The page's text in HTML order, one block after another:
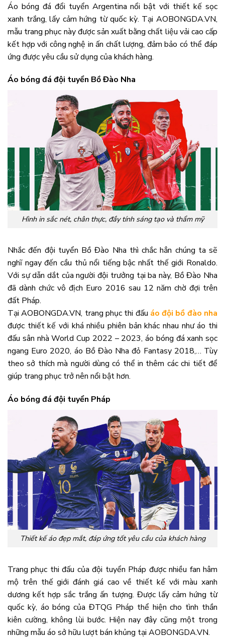
Áo bóng đá đổi tuyển Argentina nổi bật với thiết kế sọc
xanh trắng, lấy cảm hứng từ quốc kỳ. Tại AOBONGDA.VN,
mẫu trang phục này được sản xuất bằng chất liệu vải cao cấp
kết hợp với công nghệ in ấn chất lượng, đảm bảo có thể đáp
ứng được yêu cầu sử dụng của khách hàng.
Áo bóng đá đội tuyển Bồ Đào Nha
Hình in sắc nét, chân thực, đầy tính sáng tạo và thẩm mỹ
Nhắc đến đội tuyển Bồ Đào Nha thì chắc hẳn chúng ta sẽ
nghĩ ngay đến cầu thủ nổi tiếng bậc nhất thế giới Ronaldo.
Với sự dẫn dắt của người đội trưởng tại ba này, Bồ Đào Nha
đã dành chức vô địch Euro 2016 sau 12 năm chờ đợi trên
đất Pháp.
Tại AOBONGDA.VN, trang phục thi đấu áo đội bồ đào nha
được thiết kế với khá nhiều phiên bản khác nhau như áo thi
đấu sân nhà World Cup 2022 – 2023, áo bóng đá xanh sọc
ngang Euro 2020, áo Bồ Đào Nha đỏ Fantasy 2018,… Tùy
theo sở thích mà người dùng có thể in thêm các chi tiết để
giúp trang phục trở nên nổi bật hơn.
Áo bóng đá đội tuyển Pháp
Thiết kế áo đẹp mắt, đáp ứng tốt yêu cầu của khách hàng
Trang phục thi đấu của đội tuyển Pháp được nhiều fan hâm
mộ trên thế giới đánh giá cao về thiết kế với màu xanh
dương kết hợp sắc trắng ấn tượng. Được lấy cảm hứng từ
quốc kỳ, áo bóng của ĐTQG Pháp thể hiện cho tình thần
kiên cường, không lùi bước. Hiện nay đây cũng một trong
những mẫu áo sở hữu lượt bán khủng tại AOBONGDA.VN.